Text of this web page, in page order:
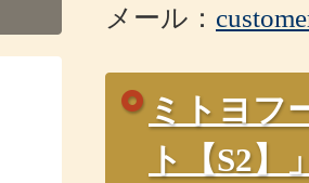
メール：
ミトヨフ
ト【S2